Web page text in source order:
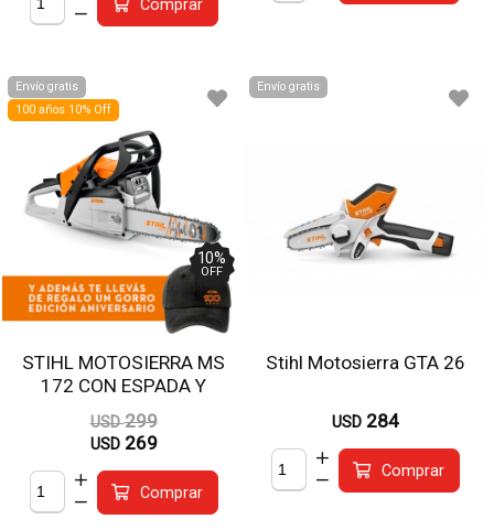
Comprar
Envío gratis
100 años 10% Off
STIHL MOTOSIERRA MS
172 CON ESPADA Y
CADENA 40 CM
10%
OFF
USD 299
USD 269
Comprar
Envío gratis
Stihl Motosierra GTA 26
USD 284
Comprar